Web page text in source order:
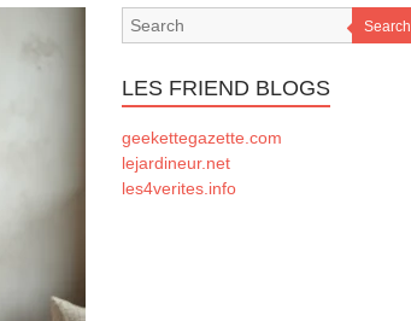
Search
LES FRIEND BLOGS
geekettegazette.com
lejardineur.net
les4verites.info